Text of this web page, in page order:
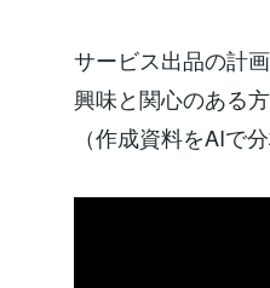
サービス出品の計
興味と関心のある
（作成資料をAIで